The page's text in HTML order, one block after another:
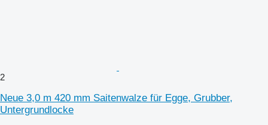
2
Neue 3,0 m 420 mm Saitenwalze für Egge, Grubber,
Untergrundlocke